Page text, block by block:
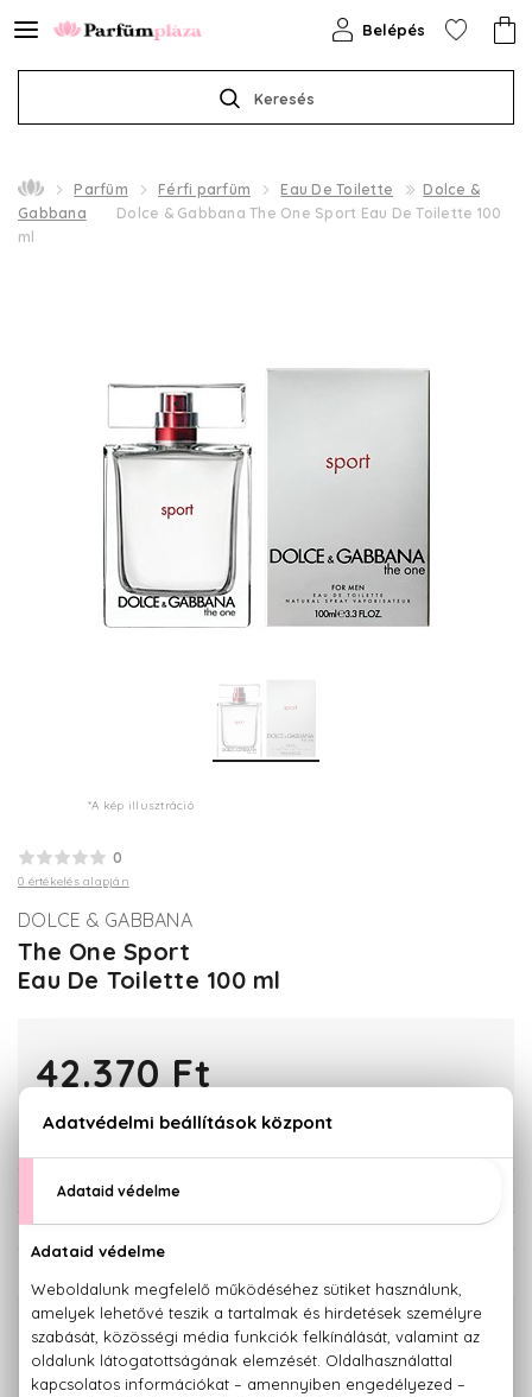
Keresés
Belépés
Parfüm Férfi parfüm Eau De Toilette
Dolce &
Gabbana
Dolce & Gabbana The One Sport Eau De Toilette 100
ml
*A kép illusztráció
0
0 értékelés alapján
DOLCE & GABBANA
The One Sport
Eau De Toilette 100 ml
42.370 Ft
KOSÁRBA TESZEM
Törzsvásárlóknak csak:
100% eredeti termékek, 14 napos visszaküldési garanciával
Kérdésed van, elakadtál? Hívd ügyfélszolgálatunkat:+36 20